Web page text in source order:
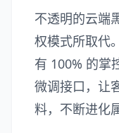
不透明的云端
权模式所取代
有 100% 的掌
微调接口，让
料，不断进化